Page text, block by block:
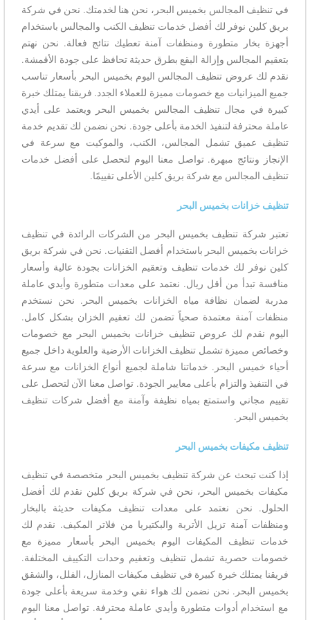
في تنظيف المجالس بخميس البحر، نحن هنا لخدمتك. نحن في شركة
بريق كلين نوفر لك أفضل خدمات تنظيف الكنب والمجالس باستخدام
أجهزة بخار متطورة ومنظفات آمنة تعطيك نتائج فعالة. نحن نهتم
بتعقيم المجالس وإزالة البقع بطرق حديثة تحافظ على جودة الأقمشة.
نقدم لك عروض تنظيف المجالس اليوم بخميس البحر بأسعار تناسب
جميع الميزانيات مع خصومات مميزة للعملاء الجدد. فريقنا يمتلك خبرة
كبيرة في مجال تنظيف المجالس بخميس البحر ويعتمد على أيدي
عاملة محترفة لتنفيذ الخدمة بأعلى جودة. نحن نضمن لك تقديم خدمة
تنظيف عميق تشمل المجالس، الكنب، والموكيت مع سرعة في
الإنجاز ونتائج مبهرة. تواصل معنا اليوم لتحصل على أفضل خدمات
تنظيف المجالس مع شركة بريق كلين الأعلى تقييمًا.
تنظيف خزانات بخميس البحر
تعتبر شركة تنظيف بخميس البحر من الشركات الرائدة في تنظيف
خزانات بخميس البحر باستخدام أفضل التقنيات. نحن في شركة بريق
كلين نوفر لك خدمات تنظيف وتعقيم الخزانات بجودة عالية وأسعار
منافسة تبدأ من أقل ريال. نعتمد على معدات متطورة وأيدي عاملة
مدربة لضمان نظافة مياه الخزانات بخميس البحر. نحن نستخدم
منظفات آمنة معتمدة صحياً تضمن لك تعقيم الخزان بشكل كامل.
اليوم نقدم لك عروض تنظيف خزانات بخميس البحر مع خصومات
وخصائص مميزة تشمل تنظيف الخزانات الأرضية والعلوية داخل جميع
أحياء خميس البحر. خدماتنا شاملة لجميع أنواع الخزانات مع سرعة
في التنفيذ والتزام بأعلى معايير الجودة. تواصل معنا الآن لتحصل على
تقييم مجاني واستمتع بمياه نظيفة وآمنة مع أفضل شركات تنظيف
بخميس البحر.
تنظيف مكيفات بخميس البحر
إذا كنت تبحث عن شركة تنظيف بخميس البحر متخصصة في تنظيف
مكيفات بخميس البحر، نحن في شركة بريق كلين نقدم لك أفضل
الحلول. نحن نعتمد على معدات تنظيف مكيفات حديثة بالبخار
ومنظفات آمنة تزيل الأتربة والبكتيريا من فلاتر المكيف. نقدم لك
خدمات تنظيف المكيفات اليوم بخميس البحر بأسعار مميزة مع
خصومات حصرية تشمل تنظيف وتعقيم وحدات التكييف المختلفة.
فريقنا يمتلك خبرة كبيرة في تنظيف مكيفات المنازل، الفلل، والشقق
بخميس البحر. نحن نضمن لك هواء نقي وخدمة سريعة بأعلى جودة
مع استخدام أدوات متطورة وأيدي عاملة محترفة. تواصل معنا اليوم